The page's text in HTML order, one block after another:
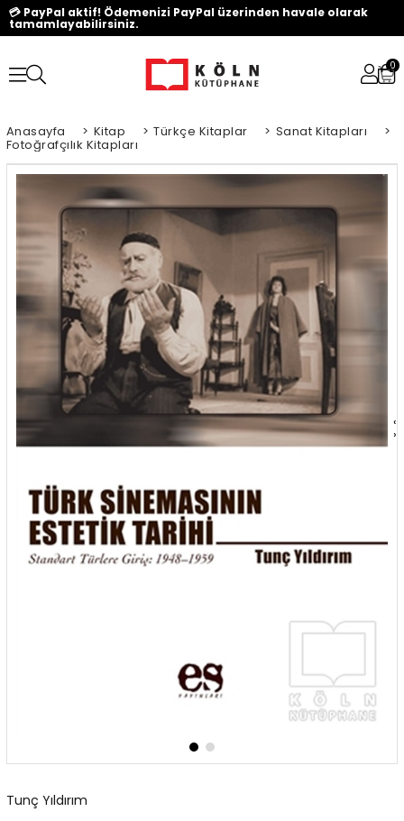
💳 PayPal aktif! Ödemenizi PayPal üzerinden havale olarak
tamamlayabilirsiniz.
0
Anasayfa > Kitap > Türkçe Kitaplar > Sanat Kitapları >
Fotoğrafçılık Kitapları
‹
›
Tunç Yıldırım